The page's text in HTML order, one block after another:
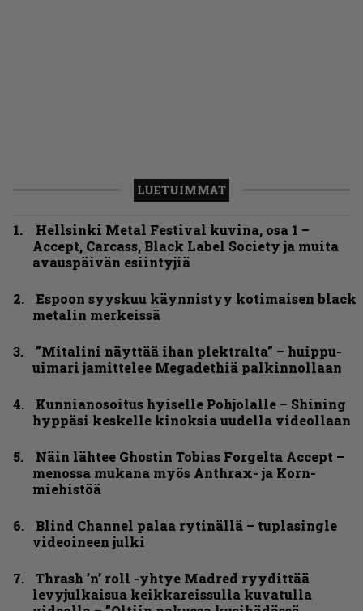
LUETUIMMAT
Hellsinki Metal Festival kuvina, osa 1 –
Accept, Carcass, Black Label Society ja muita
avauspäivän esiintyjiä
Espoon syyskuu käynnistyy kotimaisen black
metalin merkeissä
”Mitalini näyttää ihan plektralta” – huippu-
uimari jamittelee Megadethiä palkinnollaan
Kunnianosoitus hyiselle Pohjolalle – Shining
hyppäsi keskelle kinoksia uudella videollaan
Näin lähtee Ghostin Tobias Forgelta Accept –
menossa mukana myös Anthrax- ja Korn-
miehistöä
Blind Channel palaa rytinällä – tuplasingle
videoineen julki
Thrash ’n’ roll -yhtye Madred ryydittää
levyjulkaisua keikkareissulla kuvatulla